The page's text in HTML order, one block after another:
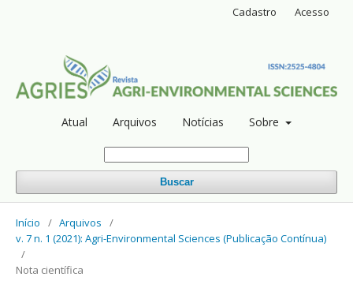
Atual Arquivos Notícias Sobre
Buscar
Cadastro Acesso
Início / Arquivos
/
v. 7 n. 1 (2021): Agri-Environmental Sciences (Publicação Contínua)
/
Nota científica